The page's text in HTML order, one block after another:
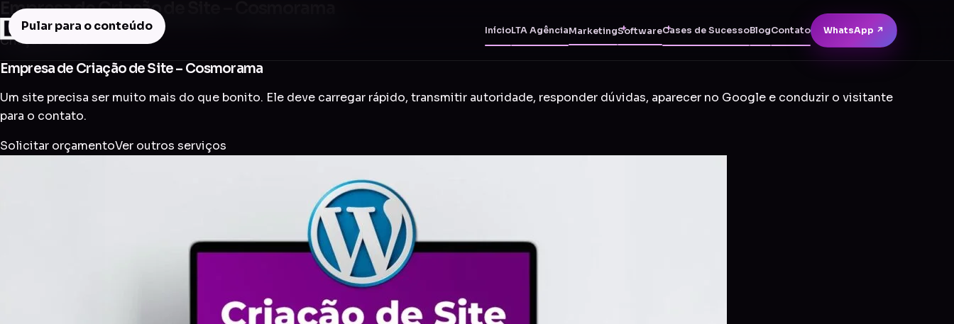
Pular para o conteúdo InícioLTA AgênciaMarketingSoftwareCases de SucessoBlogContato WhatsApp ↗
Empresa de Criação de Site – Cosmorama
Criação de Site
Empresa de Criação de Site – Cosmorama
Um site precisa ser muito mais do que bonito. Ele deve carregar rápido, transmitir autoridade, responder dúvidas, aparecer no Google e conduzir o visitante
para o contato.
Solicitar orçamentoVer outros serviços